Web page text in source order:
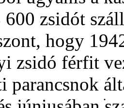
600 zsidót
hogy
zsidó férfit
parancsnok